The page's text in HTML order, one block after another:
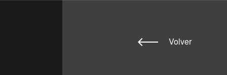
Volver